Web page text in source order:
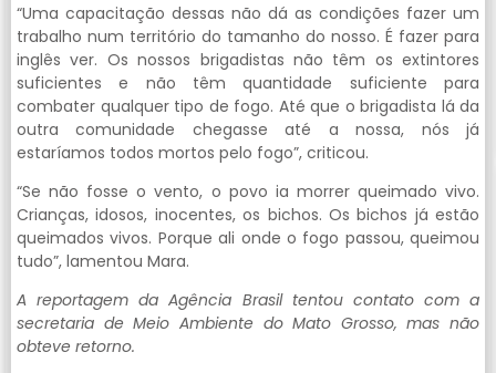
“Uma capacitação dessas não dá as condições fazer um
trabalho num território do tamanho do nosso. É fazer para
inglês ver. Os nossos brigadistas não têm os extintores
suficientes e não têm quantidade suficiente para
combater qualquer tipo de fogo. Até que o brigadista lá da
outra comunidade chegasse até a nossa, nós já
estaríamos todos mortos pelo fogo”, criticou.
“Se não fosse o vento, o povo ia morrer queimado vivo.
Crianças, idosos, inocentes, os bichos. Os bichos já estão
queimados vivos. Porque ali onde o fogo passou, queimou
tudo”, lamentou Mara.
A reportagem da Agência Brasil tentou contato com a
secretaria de Meio Ambiente do Mato Grosso, mas não
obteve retorno.